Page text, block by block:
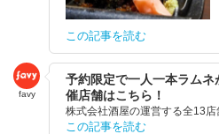
この記事を読む
favy
予約限定で一人一本ラム
催店舗はこちら！
株式会社酒屋の運営する全13店
この記事を読む